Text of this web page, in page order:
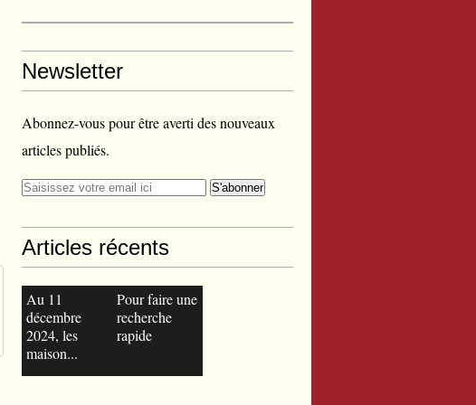
Newsletter
Abonnez-vous pour être averti des nouveaux
articles publiés.
Articles récents
Au 11
décembre
2024, les
maison...
Pour faire une
recherche
rapide